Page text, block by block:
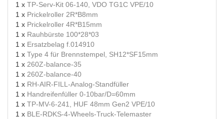
1 x TP-Serv-Kit 06-140, VDO TG1C VPE/10
1 x Prickelroller 2R*B8mm
1 x Prickelroller 4R*B15mm
1 x Rauhbürste 100*28*03
1 x Ersatzbelag f.014910
1 x Type 4 für Brennstempel, SH12*SF15mm
1 x 260Z-balance-35
1 x 260Z-balance-40
1 x RH-AIR-FILL-Analog-Standfüller
1 x Handreifenfüller 0-10bar/D=60mm
1 x TP-MV-6-241, HUF 48mm Gen2 VPE/10
1 x BLE-RDKS-4-Wheels-Truck-Telemaster